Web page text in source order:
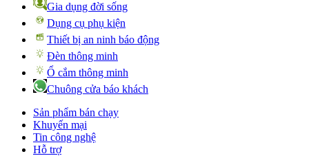
Gia dụng đời sống
Dụng cụ phụ kiện
Thiết bị an ninh báo động
Đèn thông minh
Ổ cắm thông minh
Chuông cửa báo khách
Sản phẩm bán chạy
Khuyến mại
Tin công nghệ
Hỗ trợ